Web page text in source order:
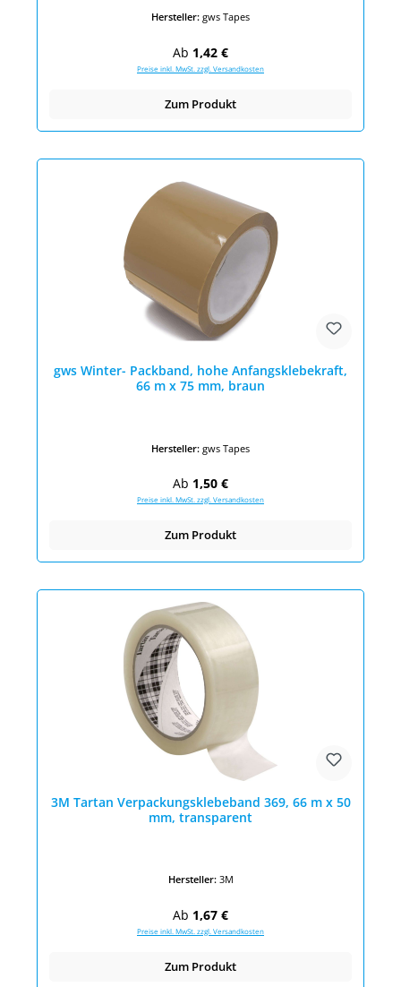
Hersteller: gws Tapes
Regulärer Preis:
Ab 1,42 €
Preise inkl. MwSt. zzgl. Versandkosten
Zum Produkt
gws Winter- Packband, hohe Anfangsklebekraft,
66 m x 75 mm, braun
Hersteller: gws Tapes
Regulärer Preis:
Ab 1,50 €
Preise inkl. MwSt. zzgl. Versandkosten
Zum Produkt
3M Tartan Verpackungsklebeband 369, 66 m x 50
mm, transparent
Hersteller: 3M
Regulärer Preis:
Ab 1,67 €
Preise inkl. MwSt. zzgl. Versandkosten
Zum Produkt